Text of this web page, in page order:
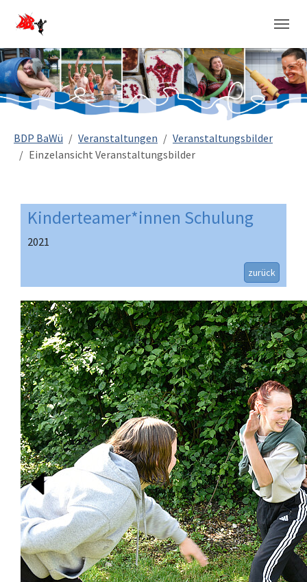
BDP BaWü Veranstaltungen
Veranstaltungsbilder
Einzelansicht Veranstaltungsbilder
Kinderteamer*innen Schulung
2021
zurück